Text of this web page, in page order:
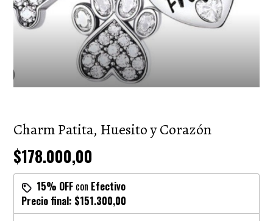
Charm Patita, Huesito y Corazón
$178.000,00
15% OFF con Efectivo
Precio final: $151.300,00